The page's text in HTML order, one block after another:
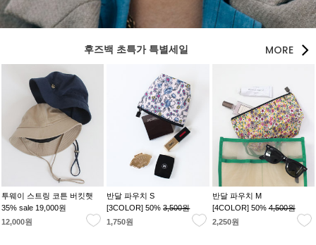
후즈백 초특가 특별세일 MORE
투웨이 스트링 코튼 버킷햇
35% sale 19,000원
12,000원
반달 파우치 S
[3COLOR] 50%3,500원
1,750원
반달 파우치 M
[4COLOR] 50%4,500원
2,250원